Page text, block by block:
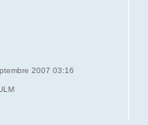
2007 03:16